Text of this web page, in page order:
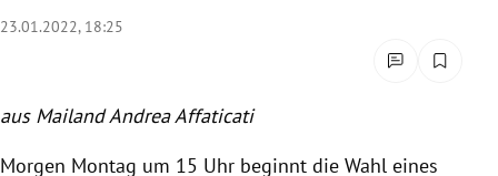
23.01.2022, 18:25
aus Mailand Andrea Affaticati
Morgen Montag um 15 Uhr beginnt die Wahl eines